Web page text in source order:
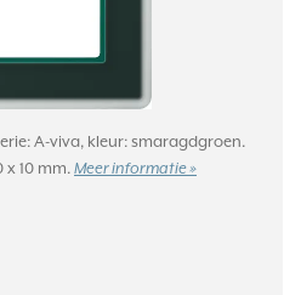
A-viva, kleur: smaragdgroen.
10 mm. Meer informatie »